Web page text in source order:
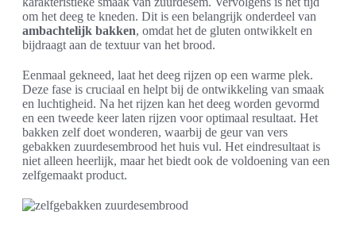
om het deeg te kneden. Dit is een belangrijk onderdeel van
ambachtelijk bakken, omdat het de gluten ontwikkelt en
bijdraagt aan de textuur van het brood.
Eenmaal gekneed, laat het deeg rijzen op een warme plek.
Deze fase is cruciaal en helpt bij de ontwikkeling van smaak
en luchtigheid. Na het rijzen kan het deeg worden gevormd
en een tweede keer laten rijzen voor optimaal resultaat. Het
bakken zelf doet wonderen, waarbij de geur van vers
gebakken zuurdesembrood het huis vul. Het eindresultaat is
niet alleen heerlijk, maar het biedt ook de voldoening van een
zelfgemaakt product.